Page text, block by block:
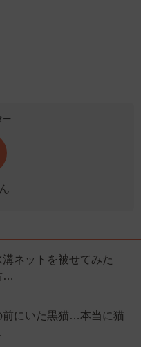
ー
ネットを被せてみた
…
前にいた黒猫…本当に猫